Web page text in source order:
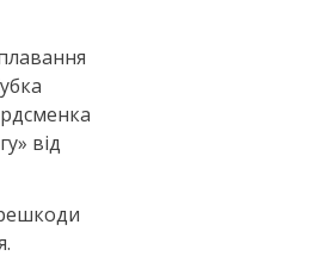
від